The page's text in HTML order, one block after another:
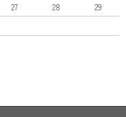
27 28
29